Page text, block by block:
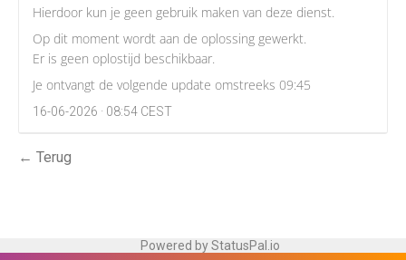
Hierdoor kun je geen gebruik maken van deze dienst.
Op dit moment wordt aan de oplossing gewerkt.
Er is geen oplostijd beschikbaar.
Je ontvangt de volgende update omstreeks 09:45
16-06-2026 · 08:54 CEST
← Terug
Powered by StatusPal.io